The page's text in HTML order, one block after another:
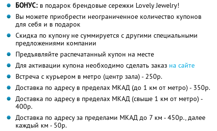
БОНУС: в подарок брендовые сережки Lovely Jewelry!
Вы можете приобрести неограниченное количество купонов
для себя и в подарок
Скидка по купону не суммируется с другими специальными
предложениями компании
Предъявляйте распечатанный купон на месте
Для активации купона необходимо сделать заказ на сайте
Встреча с курьером в метро (центр зала) - 250р.
Доставка по адресу в пределах МКАД (до 1 км от метро) - 350р.
Доставка по адресу в пределах МКАД (свыше 1 км от метро) -
400р.
Доставка по адресу за пределами МКАД до 7 км - 450р., далее
каждый км - 50р.